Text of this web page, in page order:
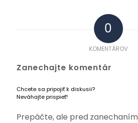
0
KOMENTÁROV
Zanechajte komentár
Chcete sa pripojiť k diskusii?
Neváhajte prispieť!
Prepáčte, ale pred zanechaním